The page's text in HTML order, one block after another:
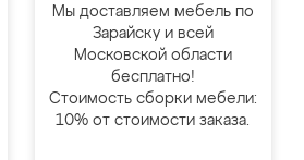
Мы доставляем мебель по
Зарайску и всей
Московской области
бесплатно!
Стоимость сборки мебели:
10% от стоимости заказа.